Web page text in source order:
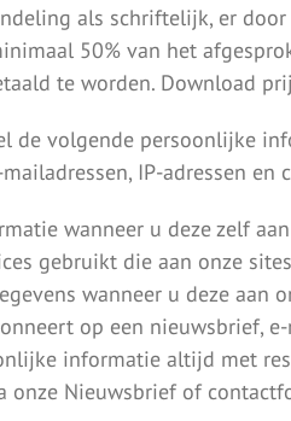
als schriftelijk, er
50% van het
te worden. Download
de volgende persoonlijke
IP-adressen en
wanneer u deze zelf
gebruikt die aan onze
wanneer u deze
op een nieuwsbrief,
informatie altijd met
Nieuwsbrief of